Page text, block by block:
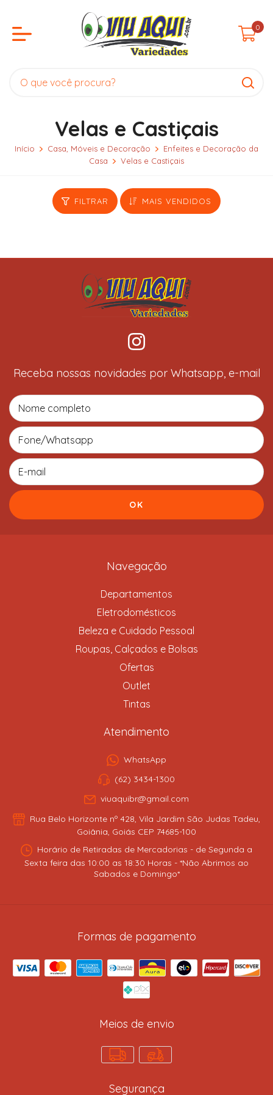
0
Velas e Castiçais
Início Casa, Móveis e Decoração
Enfeites e Decoração da
Casa
Velas e Castiçais
FILTRAR MAIS VENDIDOS
Receba nossas novidades por Whatsapp, e-mail
Navegação
Departamentos
Eletrodomésticos
Beleza e Cuidado Pessoal
Roupas, Calçados e Bolsas
Ofertas
Outlet
Tintas
Atendimento
WhatsApp
(62) 3434-1300
viuaquibr@gmail.com
Rua Belo Horizonte nº 428, Vila Jardim São Judas Tadeu,
Goiânia, Goiás CEP 74685-100
Horário de Retiradas de Mercadorias - de Segunda a
Sexta feira das 10:00 as 18:30 Horas - *Não Abrimos ao
Sabados e Domingo*
Formas de pagamento
Meios de envio
Segurança